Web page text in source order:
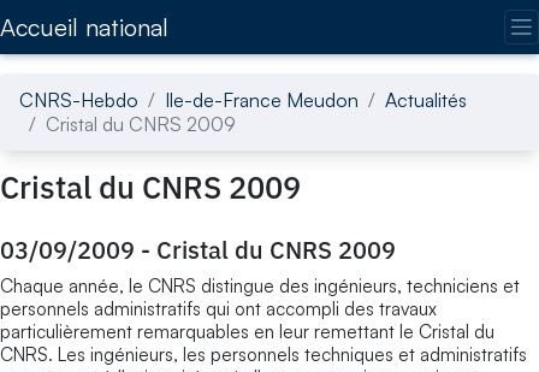
Accueil national
CNRS-Hebdo Ile-de-France Meudon
Actualités
Cristal du CNRS 2009
Cristal du CNRS 2009
03/09/2009 - Cristal du CNRS 2009
Chaque année, le CNRS distingue des ingénieurs, techniciens et
personnels administratifs qui ont accompli des travaux
particulièrement remarquables en leur remettant le Cristal du
CNRS. Les ingénieurs, les personnels techniques et administratifs